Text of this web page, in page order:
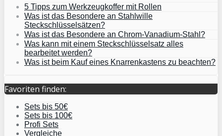
5 Tipps zum Werkzeugkoffer mit Rollen
Was ist das Besondere an Stahlwille
Steckschlüsselsätzen?
Was ist das Besondere an Chrom-Vanadium-Stahl?
Was kann mit einem Steckschlüsselsatz alles
bearbeitet werden?
Was ist beim Kauf eines Knarrenkastens zu beachten?
Favoriten finden:
Sets bis 50€
Sets bis 100€
Profi Sets
Vergleiche